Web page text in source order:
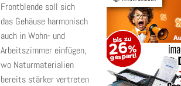
Frontblende soll sich
das Gehäuse harmonisch
auch in Wohn- und
Arbeitszimmer einfügen,
wo Naturmaterialien
bereits stärker vertreten